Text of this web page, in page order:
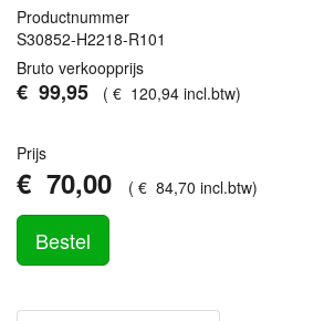
Productnummer
S30852-H2218-R101
Bruto verkoopprijs
€ 99,95 ( € 120,94 incl.btw)
Prijs
€ 70,00 ( € 84,70 incl.btw)
Bestel